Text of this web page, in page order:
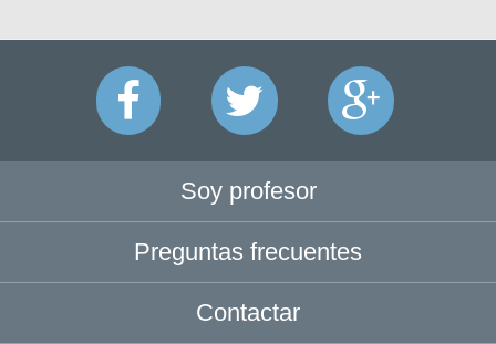
Soy profesor
Preguntas frecuentes
Contactar